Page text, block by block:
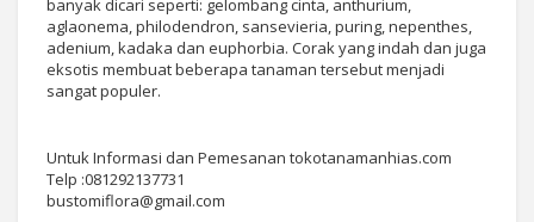
banyak dicari seperti: gelombang cinta, anthurium,
aglaonema, philodendron, sansevieria, puring, nepenthes,
adenium, kadaka dan euphorbia. Corak yang indah dan juga
eksotis membuat beberapa tanaman tersebut menjadi
sangat populer.
Untuk Informasi dan Pemesanan tokotanamanhias.com
Telp :081292137731
bustomiflora@gmail.com